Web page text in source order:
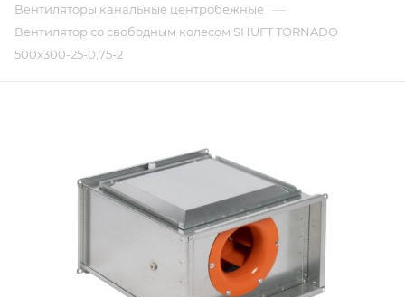
Вентиляторы канальные центробежные —
Вентилятор cо свободным колесом SHUFT TORNADO
500x300-25-0,75-2